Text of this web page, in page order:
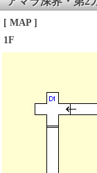
[ MAP ]
1F